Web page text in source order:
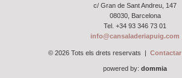
c/ Gran de Sant Andreu, 147
08030, Barcelona
Tel. +34 93 346 73 01
info@cansaladeriapuig.com
© 2026 Tots els drets reservats | Contactar
powered by: dommia